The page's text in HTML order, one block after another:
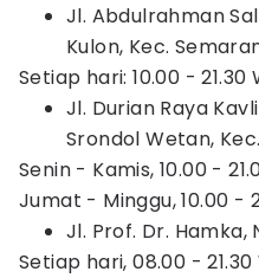
Jl. Abdulrahman
Kulon, Kec.
Setiap hari: 10.00 - 21.30
Jl. Durian Raya
Srondol Wetan,
Senin - Kamis, 10.00 -
Jumat - Minggu, 10.00 -
Jl. Prof. Dr. Hamka,
Setiap hari, 08.00 - 21.30